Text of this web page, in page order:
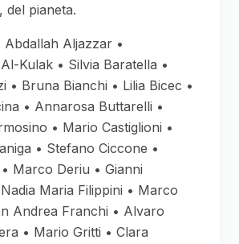
del pianeta.
Abdallah Aljazzar •
Kulak • Silvia Baratella •
• Bruna Bianchi • Lilia Bicec •
• Annarosa Buttarelli •
• Mario Castiglioni •
• Stefano Ciccone •
Marco Deriu • Gianni
Maria Filippini • Marco
Andrea Franchi • Alvaro
• Mario Gritti • Clara